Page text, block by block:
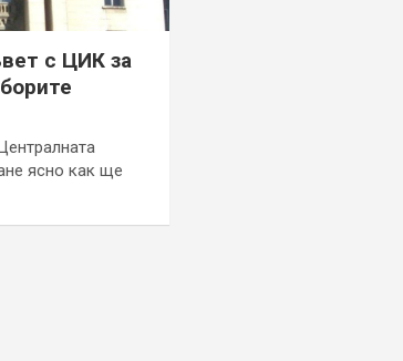
с ЦИК за
ясно как ще